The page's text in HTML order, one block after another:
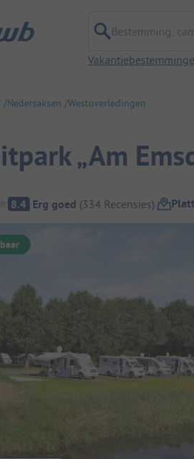
Bestemming,
Nedersaksen Westoverledingen
„Am
overzicht
8.4 Erg goed (334 Recensies)